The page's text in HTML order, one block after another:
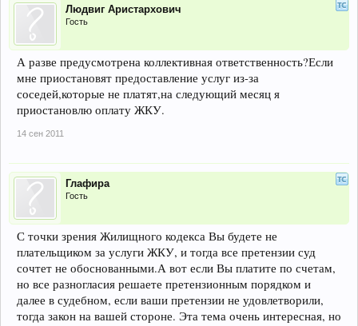
Людвиг Аристархович
Гость
А разве предусмотрена коллективная ответственность?Если
мне приостановят предоставление услуг из-за
соседей,которые не платят,на следующий месяц я
приостановлю оплату ЖКУ.
14 сен 2011
Глафира
Гость
С точки зрения Жилищного кодекса Вы будете не
плательщиком за услуги ЖКУ, и тогда все претензии суд
сочтет не обоснованными.А вот если Вы платите по счетам,
но все разногласия решаете претензионным порядком и
далее в судебном, если ваши претензии не удовлетворили,
тогда закон на вашей стороне. Эта тема очень интересная, но